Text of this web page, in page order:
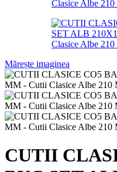
Mărește imaginea
CUTII